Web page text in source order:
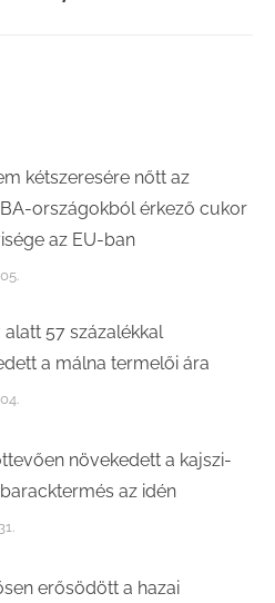
kétszeresére nőtt az
országokból érkező cukor
az EU-ban
alatt 57 százalékkal
a málna termelői ára
növekedett a kajszi-
az idén
erősödött a hazai